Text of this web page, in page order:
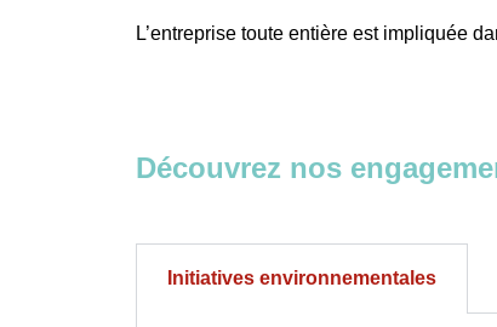
L’entreprise toute entière est impliquée
Découvrez nos
Initiatives environnementales